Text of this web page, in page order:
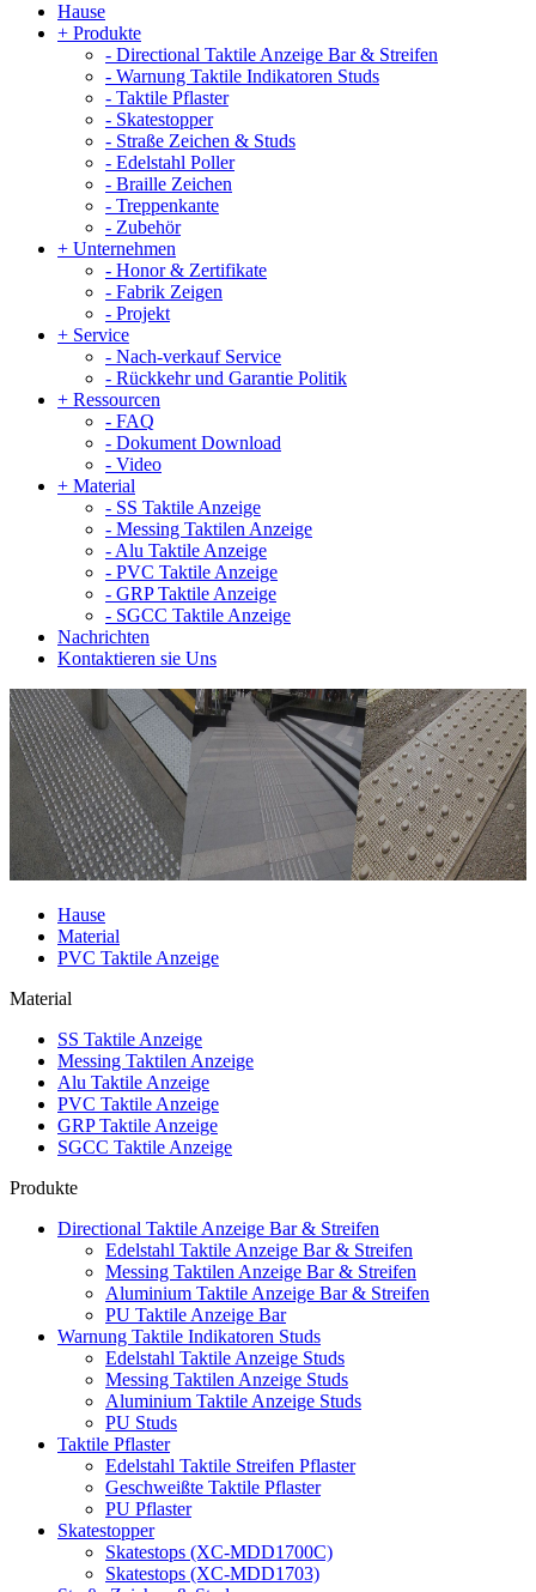
Hause
+ Produkte
- Directional Taktile Anzeige Bar & Streifen
- Warnung Taktile Indikatoren Studs
- Taktile Pflaster
- Skatestopper
- Straße Zeichen & Studs
- Edelstahl Poller
- Braille Zeichen
- Treppenkante
- Zubehör
+ Unternehmen
- Honor & Zertifikate
- Fabrik Zeigen
- Projekt
+ Service
- Nach-verkauf Service
- Rückkehr und Garantie Politik
+ Ressourcen
- FAQ
- Dokument Download
- Video
+ Material
- SS Taktile Anzeige
- Messing Taktilen Anzeige
- Alu Taktile Anzeige
- PVC Taktile Anzeige
- GRP Taktile Anzeige
- SGCC Taktile Anzeige
Nachrichten
Kontaktieren sie Uns
Hause
Material
PVC Taktile Anzeige
Material
SS Taktile Anzeige
Messing Taktilen Anzeige
Alu Taktile Anzeige
PVC Taktile Anzeige
GRP Taktile Anzeige
SGCC Taktile Anzeige
Produkte
Directional Taktile Anzeige Bar & Streifen
Edelstahl Taktile Anzeige Bar & Streifen
Messing Taktilen Anzeige Bar & Streifen
Aluminium Taktile Anzeige Bar & Streifen
PU Taktile Anzeige Bar
Warnung Taktile Indikatoren Studs
Edelstahl Taktile Anzeige Studs
Messing Taktilen Anzeige Studs
Aluminium Taktile Anzeige Studs
PU Studs
Taktile Pflaster
Edelstahl Taktile Streifen Pflaster
Geschweißte Taktile Pflaster
PU Pflaster
Skatestopper
Skatestops (XC-MDD1700C)
Skatestops (XC-MDD1703)